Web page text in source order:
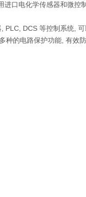
进口电化学传感器和微控
PLC, DCS 等控制系统,
种的电路保护功能, 有效